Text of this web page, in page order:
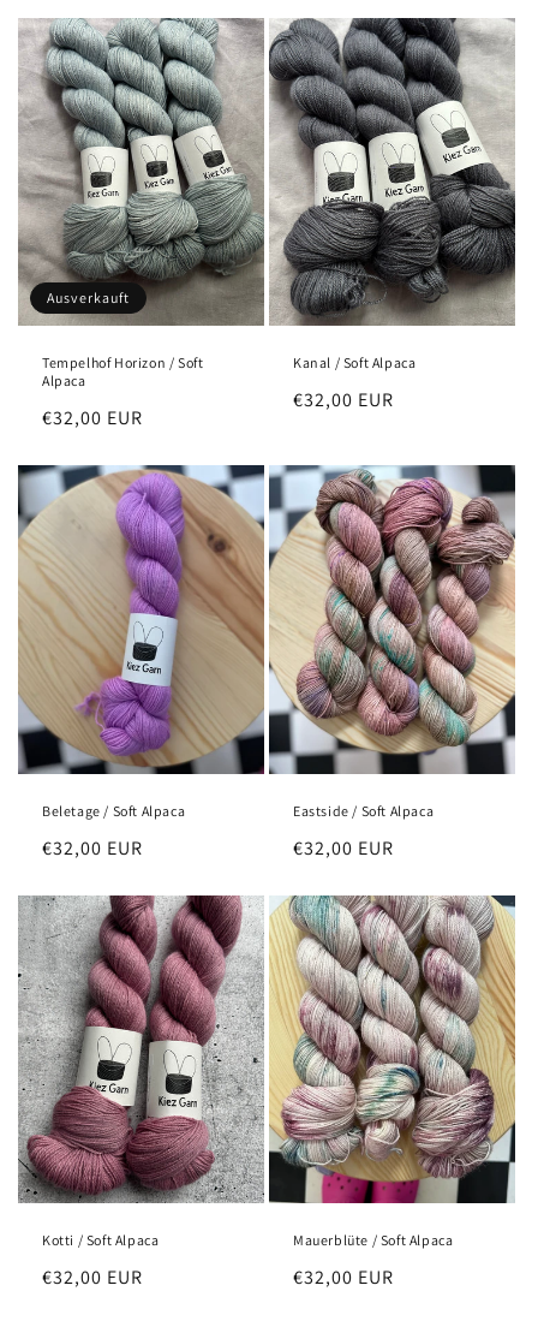
Ausverkauft
Tempelhof Horizon / Soft
Alpaca
Normaler
€32,00 EUR
Kanal / Soft Alpaca
Normaler
€32,00 EUR
Beletage / Soft Alpaca
Normaler
€32,00 EUR
Eastside / Soft Alpaca
Normaler
€32,00 EUR
Kotti / Soft Alpaca
Normaler
€32,00 EUR
Mauerblüte / Soft Alpaca
Normaler
€32,00 EUR